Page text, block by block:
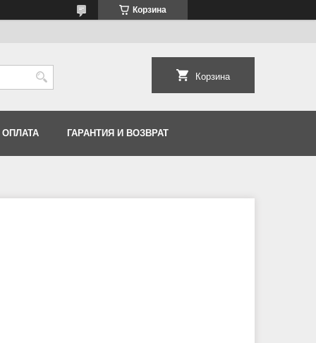
Корзина
Корзина
ГАРАНТИЯ И ВОЗВРАТ